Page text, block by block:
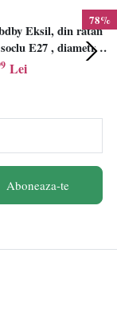
78%
Eksil, din ratan
E27 , diametru
LINDBY
Lei
Aboneaza-te